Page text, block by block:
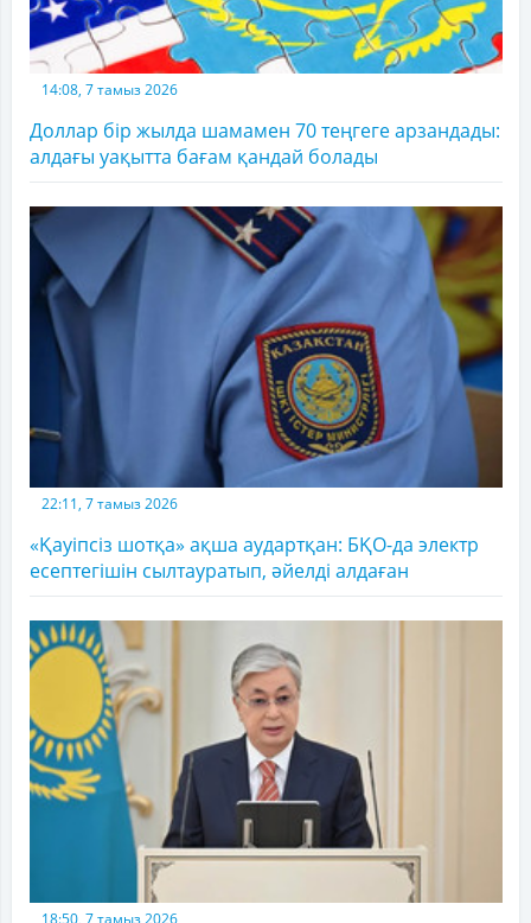
14:08, 7 тамыз 2026
Доллар бір жылда шамамен 70 теңгеге арзандады:
алдағы уақытта бағам қандай болады
22:11, 7 тамыз 2026
«Қауіпсіз шотқа» ақша аудартқан: БҚО-да электр
есептегішін сылтауратып, әйелді алдаған